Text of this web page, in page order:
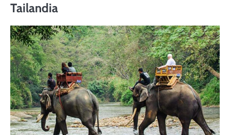
Tailandia